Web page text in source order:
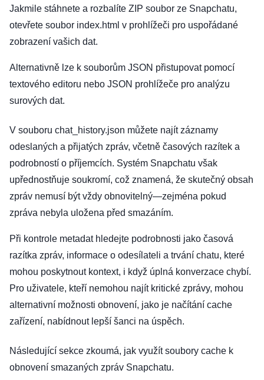
Jakmile stáhnete a rozbalíte ZIP soubor ze Snapchatu,
otevřete soubor index.html v prohlížeči pro uspořádané
zobrazení vašich dat.
Alternativně lze k souborům JSON přistupovat pomocí
textového editoru nebo JSON prohlížeče pro analýzu
surových dat.
V souboru chat_history.json můžete najít záznamy
odeslaných a přijatých zpráv, včetně časových razítek a
podrobností o příjemcích. Systém Snapchatu však
upřednostňuje soukromí, což znamená, že skutečný obsah
zpráv nemusí být vždy obnovitelný—zejména pokud
zpráva nebyla uložena před smazáním.
Při kontrole metadat hledejte podrobnosti jako časová
razítka zpráv, informace o odesílateli a trvání chatu, které
mohou poskytnout kontext, i když úplná konverzace chybí.
Pro uživatele, kteří nemohou najít kritické zprávy, mohou
alternativní možnosti obnovení, jako je načítání cache
zařízení, nabídnout lepší šanci na úspěch.
Následující sekce zkoumá, jak využít soubory cache k
obnovení smazaných zpráv Snapchatu.